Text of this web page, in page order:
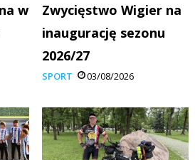
w
Zwycięstwo Wigier na
inaugurację sezonu
2026/27
SPORT 03/08/2026